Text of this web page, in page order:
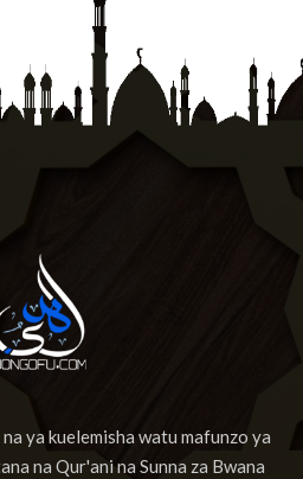
ya kuelemisha watu mafunzo ya
na Qur'ani na Sunna za Bwana